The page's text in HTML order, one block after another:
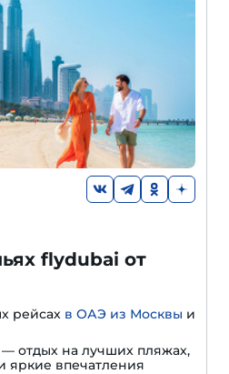
flydubai от
рейсах в ОАЭ из Москвы и
— отдых на лучших пляжах,
яркие впечатления